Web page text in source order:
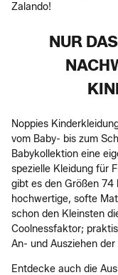
Zalando!
NUR
Noppies
vom Baby- bis zum
Babykollektion eine
spezielle Kleidung für
gibt es den Größen 74
hochwertige, softe
schon den Kleinsten
Coolnessfaktor;
An- und Ausziehen der
Entdecke auch die